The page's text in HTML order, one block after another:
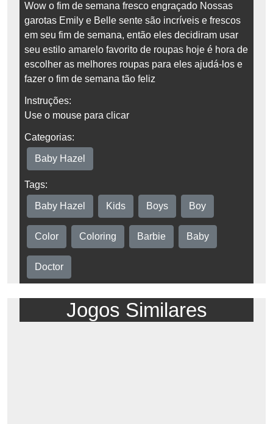
Wow o fim de semana fresco engraçado Nossas
garotas Emily e Belle sente são incríveis e frescos
em seu fim de semana, então eles decidiram usar
seu estilo amarelo favorito de roupas hoje é hora de
escolher as melhores roupas para eles ajudá-los e
fazer o fim de semana tão feliz
Instruções:
Use o mouse para clicar
Categorias:
Baby Hazel
Tags:
Baby Hazel Kids Boys Boy
Color Coloring Barbie Baby
Doctor
Jogos Similares